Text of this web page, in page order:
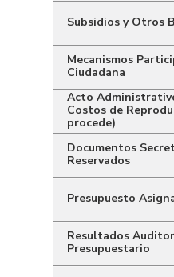
Subsidios y Otros
Mecanismos
Ciudadana
Acto
Costos de
procede)
Documentos
Reservados
Presupuesto
Resultados
Presupuestario